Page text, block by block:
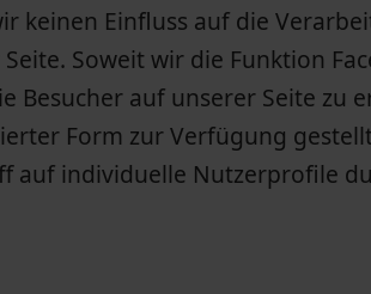
keinen Einfluss auf die
Soweit wir die Funktion
Besucher auf unserer Seite zu
Form zur Verfügung
auf individuelle Nutzerprofile